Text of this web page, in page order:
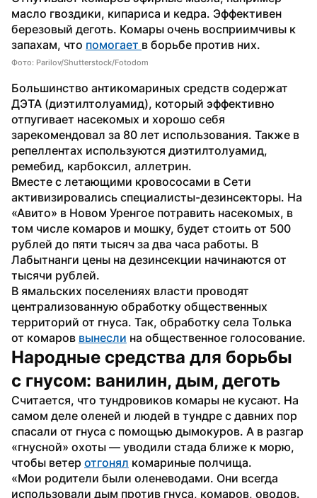
масло гвоздики, кипариса и кедра. Эффективен
березовый деготь. Комары очень восприимчивы к
запахам, что помогает в борьбе против них.
Фото: Parilov/Shutterstock/Fotodom
Большинство антикомариных средств содержат
ДЭТА (диэтилтолуамид), который эффективно
отпугивает насекомых и хорошо себя
зарекомендовал за 80 лет использования. Также в
репеллентах используются диэтилтолуамид,
ремебид, карбоксил, аллетрин.
Вместе с летающими кровососами в Сети
активизировались специалисты-дезинсекторы. На
«Авито» в Новом Уренгое потравить насекомых, в
том числе комаров и мошку, будет стоить от 500
рублей до пяти тысяч за два часа работы. В
Лабытнанги цены на дезинсекции начинаются от
тысячи рублей.
В ямальских поселениях власти проводят
централизованную обработку общественных
территорий от гнуса. Так, обработку села Толька
от комаров вынесли на общественное голосование.
Народные средства для борьбы
с гнусом: ванилин, дым, деготь
Считается, что тундровиков комары не кусают. На
самом деле оленей и людей в тундре с давних пор
спасали от гнуса с помощью дымокуров. А в разгар
«гнусной» охоты — уводили стада ближе к морю,
чтобы ветер отгонял комариные полчища.
«Мои родители были оленеводами. Они всегда
использовали дым против гнуса, комаров, оводов.